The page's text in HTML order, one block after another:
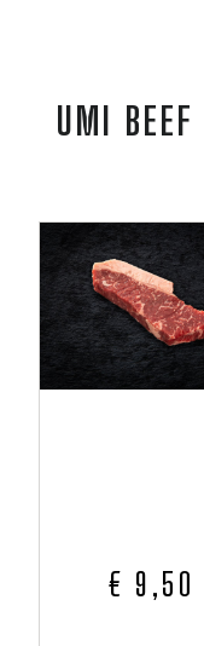
UMI
€ 9,50